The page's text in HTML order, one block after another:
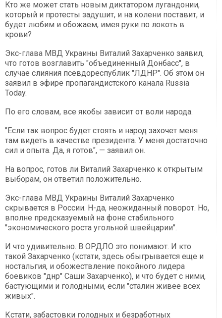
Кто же может стать новым диктатором лугандонии,
который и протесты задушит, и на колени поставит, и
будет любим и обожаем, имея руки по локоть в
крови?
Экс-глава МВД Украины Виталий Захарченко заявил,
что готов возглавить "объединенный Донбасс", в
случае слияния псевдореспублик "ЛДНР". Об этом он
заявил в эфире пропагандистского канала Russia
Today.
По его словам, все якобы зависит от воли народа.
"Если так вопрос будет стоять и народ захочет меня
там видеть в качестве президента. У меня достаточно
сил и опыта. Да, я готов", — заявил он.
На вопрос, готов ли Виталий Захарченко к открытым
выборам, он ответил положительно.
Экс-глава МВД Украины Виталий Захарченко
скрывается в России. Н-да, неожиданный поворот. Но,
вполне предсказуемый на фоне стабильного
"экономического роста угольной швейцарии".
И что удивительно. В ОРДЛО это понимают. И кто
такой Захарченко (кстати, здесь обыгрывается еще и
ностальгия, и обожествление покойного лидера
боевиков "днр" Саши Захарченко), и что будет с ними,
бастующими и голодными, если "сталин живее всех
живых".
Кстати, забастовки голодных и безработных